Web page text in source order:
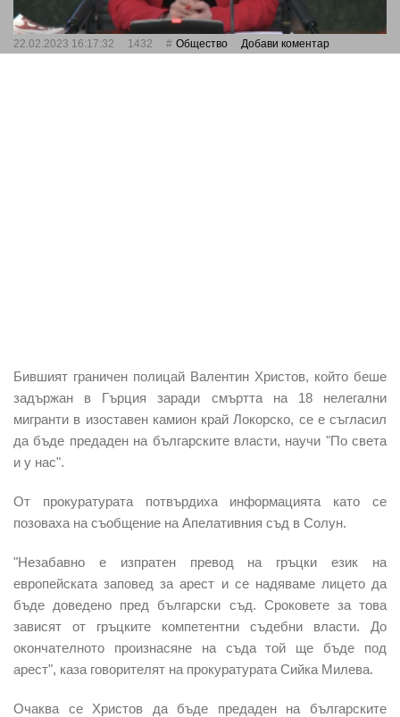
22.02.2023 16:17:32 1432 Общество Добави коментар
Бившият граничен полицай Валентин Христов, който беше
задържан в Гърция заради смъртта на 18 нелегални
мигранти в изоставен камион край Локорско, се е съгласил
да бъде предаден на българските власти, научи "По света
и у нас".
От прокуратурата потвърдиха информацията като се
позоваха на съобщение на Апелативния съд в Солун.
"Незабавно е изпратен превод на гръцки език на
европейската заповед за арест и се надяваме лицето да
бъде доведено пред български съд. Сроковете за това
зависят от гръцките компетентни съдебни власти. До
окончателното произнасяне на съда той ще бъде под
арест", каза говорителят на прокуратурата Сийка Милева.
Очаква се Христов да бъде предаден на българските